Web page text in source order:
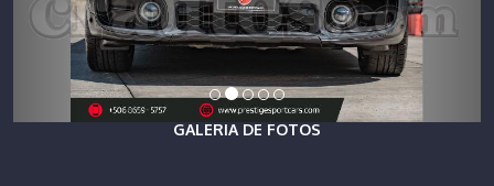
GALERIA DE FOTOS